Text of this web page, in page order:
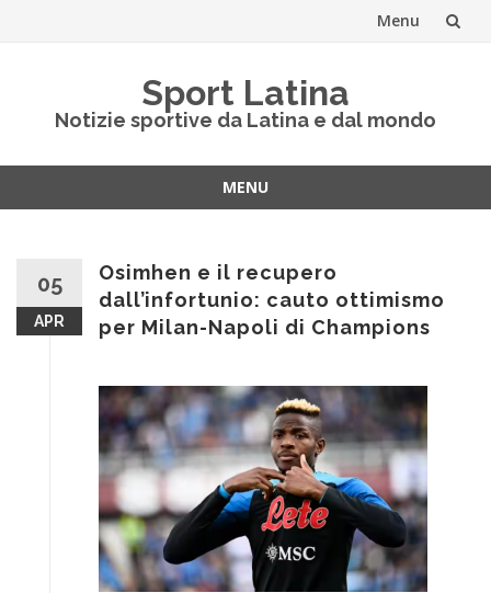
Menu
Sport Latina
Notizie sportive da Latina e dal mondo
MENU
05
APR
Osimhen e il recupero
dall’infortunio: cauto ottimismo
per Milan-Napoli di Champions